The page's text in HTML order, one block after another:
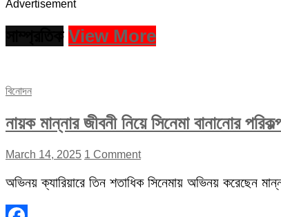
Advertisement
View More
বিনোদন
নায়ক মান্নার জীবনী নিয়ে সিনেমা বানানোর
March 14, 2025 1 Comment
অভিনয় ক্যারিয়ারে তিন শতাধিক সিনেমায় অভিনয় করেছেন